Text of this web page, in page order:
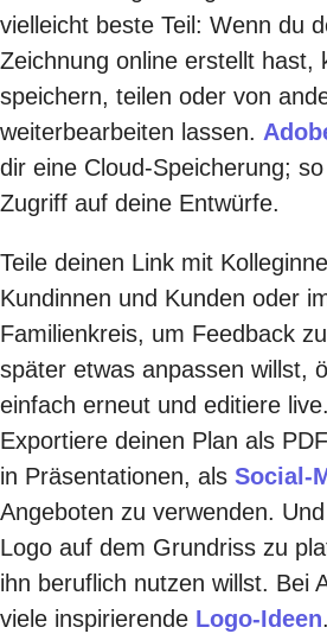
vielleicht beste Teil: Wenn du
Zeichnung online erstellt hast,
speichern, teilen oder von
weiterbearbeiten lassen.
dir eine Cloud-Speicherung;
Zugriff auf deine Entwürfe.
Teile deinen Link mit
Kundinnen und Kunden oder
Familienkreis, um Feedback
später etwas anpassen willst,
einfach erneut und editiere
Exportiere deinen Plan als
in Präsentationen, als Social-
Angeboten zu verwenden.
Logo auf dem Grundriss zu
ihn beruflich nutzen willst. Bei
viele inspirierende Logo-Ideen